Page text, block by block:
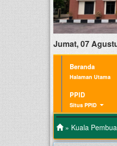
Jumat, 07
Beranda
Halaman Utama
PPID
Situs PPID
» Kuala